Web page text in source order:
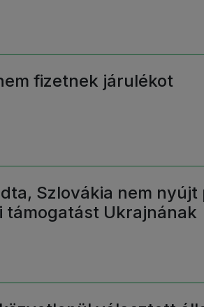
fizetnek járulékot
Szlovákia nem nyújt
támogatást Ukrajnának